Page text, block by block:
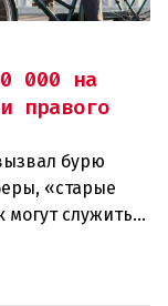
000 на
правого
бурю
«старые
могут служить